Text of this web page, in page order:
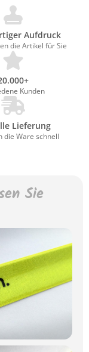
Aufdruck
die Artikel für Sie
Kunden
Lieferung
die Ware schnell
Sie